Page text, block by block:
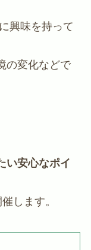
興味を持って
の変化などで
い安心なポイ
します。